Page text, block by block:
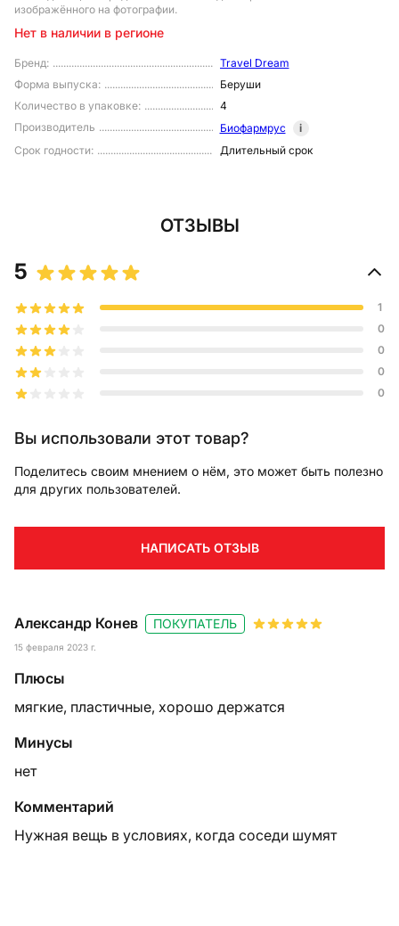
Бренд:
Travel Dream
Форма выпуска:
Беруши
Количество в упаковке:
4
Производитель
Биофармрус
i
Срок годности: Длительный срок
изображённого на фотографии.
Нет в наличии в регионе
ОТЗЫВЫ
Александр Конев
15 февраля 2023 г.
ПОКУПАТЕЛЬ
Плюсы
мягкие, пластичные, хорошо держатся
Минусы
нет
Комментарий
Нужная вещь в условиях, когда соседи шумят
5
1
0
0
0
0
Вы использовали этот товар?
Поделитесь своим мнением о нём, это может быть полезно
для других пользователей.
НАПИСАТЬ ОТЗЫВ